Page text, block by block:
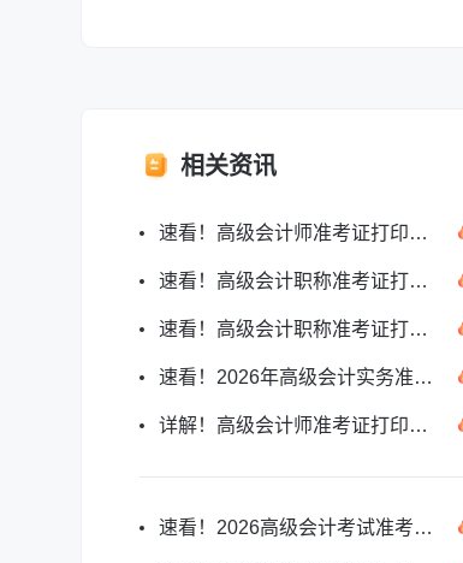
相关资讯
速看！高级会计师准考证打印网址及相关事项
速看！高级会计职称准考证打印入口全指南
速看！高级会计职称准考证打印入口官网详解
速看！2026年高级会计实务准考证打印入口指南
详解！高级会计师准考证打印入口常见问题
速看！2026高级会计考试准考证打印全要求详解